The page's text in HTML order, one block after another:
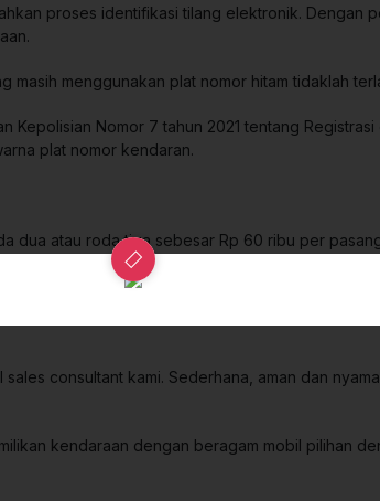
proses identifikasi tilang elektronik. Dengan
masih menggunakan plat nomor hitam tidaklah
Kepolisian Nomor 7 tahun 2021 tentang
plat nomor kendaran.
dua atau roda tiga sebesar Rp 60 ribu per
Negara Bukan Pajak (PNBP) di kepolisian
consultant kami. Sederhana, aman dan
kendaraan dengan beragam mobil pilihan